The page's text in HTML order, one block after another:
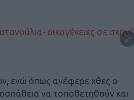
ενώ όπως ανέφερε χθες ο
να τοποθετηθούν και